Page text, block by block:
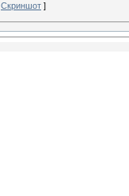
Скриншот ]